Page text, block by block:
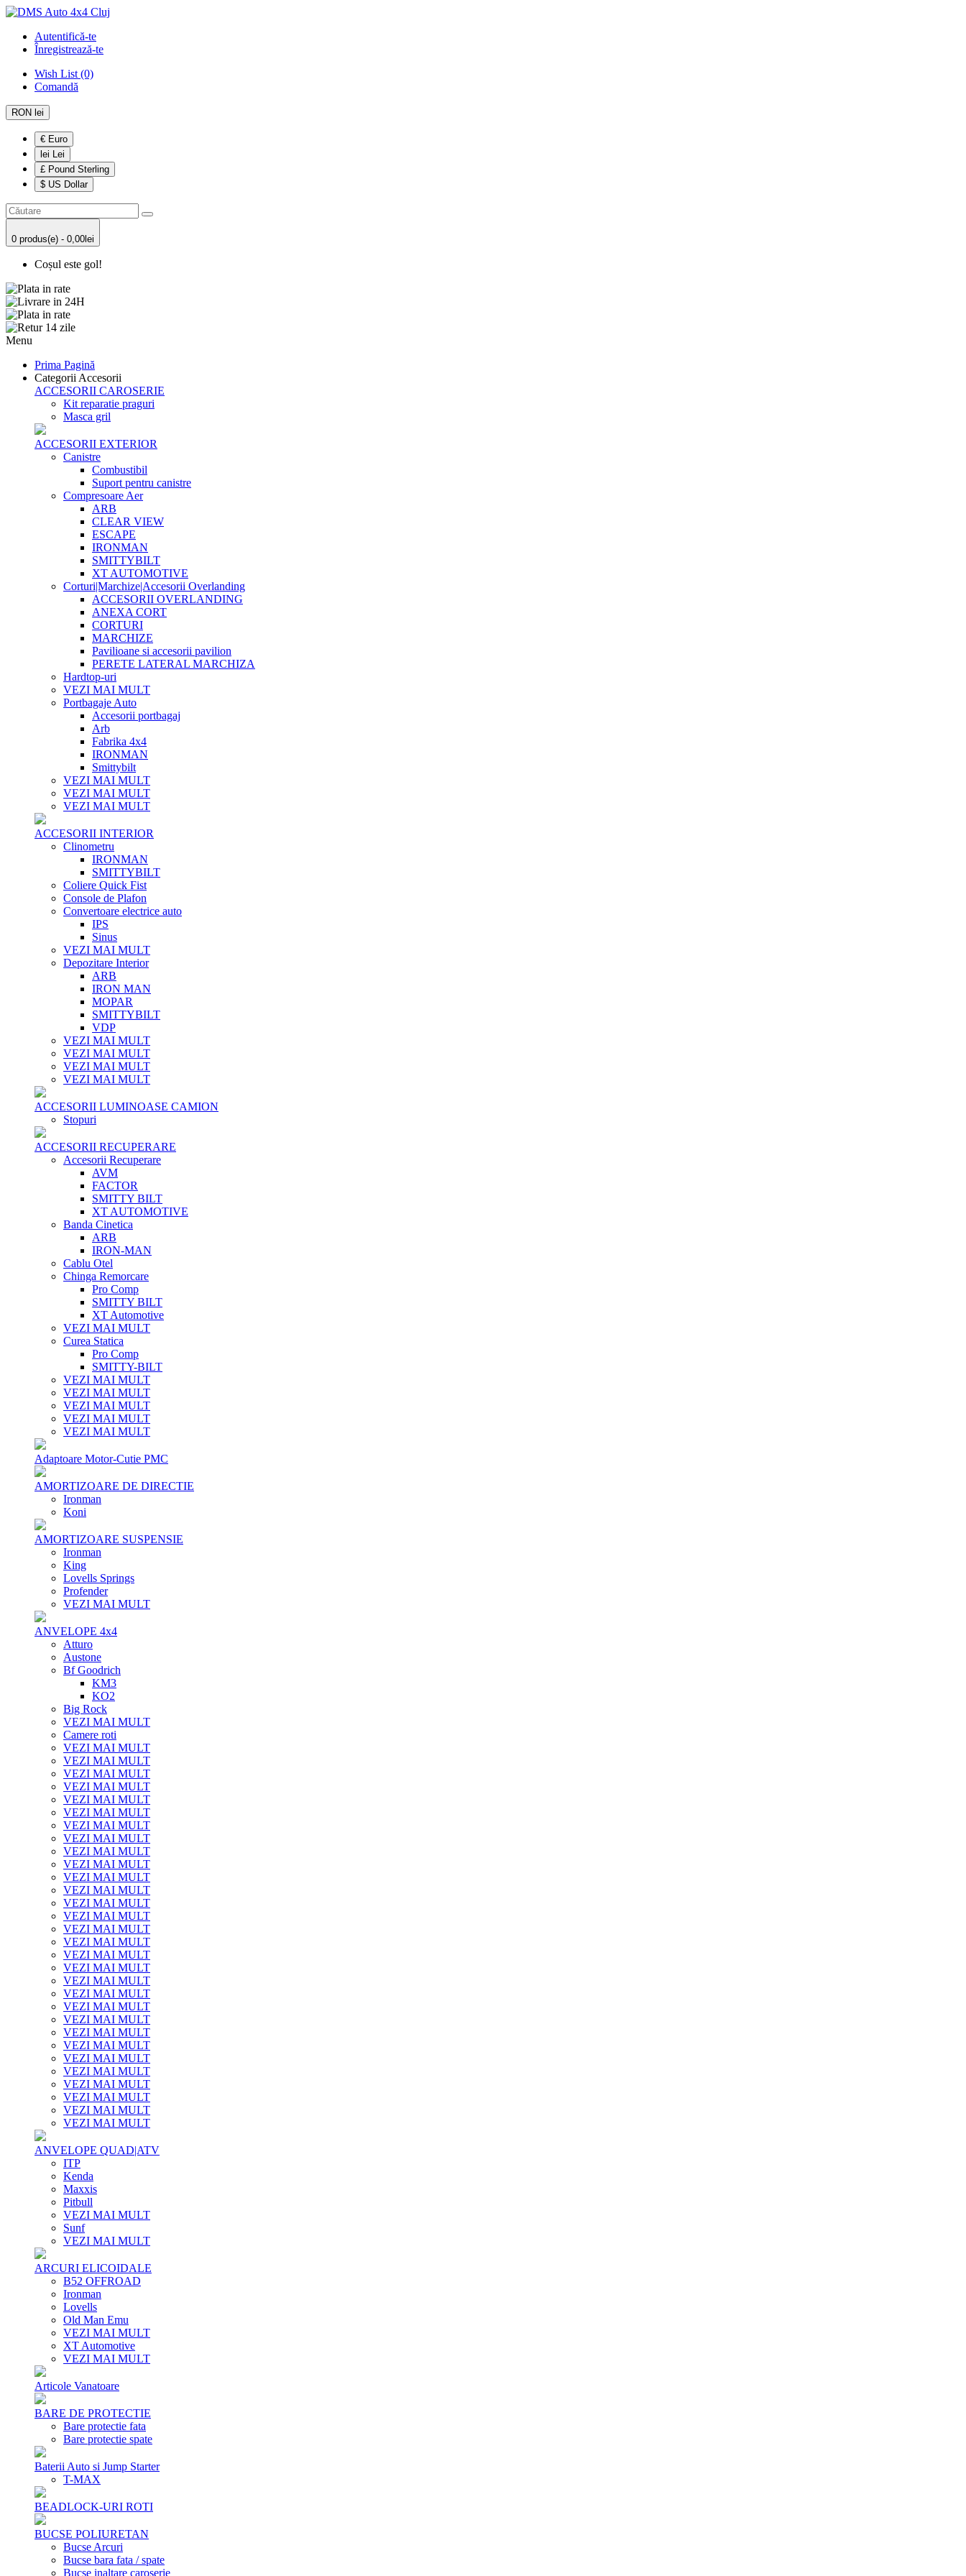
Autentifică-te
Înregistrează-te
Wish List (0)
Comandă
RON lei
€ Euro
lei Lei
£ Pound Sterling
$ US Dollar
0 produs(e) - 0,00lei
Coșul este gol!
Menu
Prima Pagină
Categorii Accesorii
ACCESORII CAROSERIE
Kit reparatie praguri
Masca gril
ACCESORII EXTERIOR
Canistre
Combustibil
Suport pentru canistre
Compresoare Aer
ARB
CLEAR VIEW
ESCAPE
IRONMAN
SMITTYBILT
XT AUTOMOTIVE
Corturi|Marchize|Accesorii Overlanding
ACCESORII OVERLANDING
ANEXA CORT
CORTURI
MARCHIZE
Pavilioane si accesorii pavilion
PERETE LATERAL MARCHIZA
Hardtop-uri
VEZI MAI MULT
Portbagaje Auto
Accesorii portbagaj
Arb
Fabrika 4x4
IRONMAN
Smittybilt
VEZI MAI MULT
VEZI MAI MULT
VEZI MAI MULT
ACCESORII INTERIOR
Clinometru
IRONMAN
SMITTYBILT
Coliere Quick Fist
Console de Plafon
Convertoare electrice auto
IPS
Sinus
VEZI MAI MULT
Depozitare Interior
ARB
IRON MAN
MOPAR
SMITTYBILT
VDP
VEZI MAI MULT
VEZI MAI MULT
VEZI MAI MULT
VEZI MAI MULT
ACCESORII LUMINOASE CAMION
Stopuri
ACCESORII RECUPERARE
Accesorii Recuperare
AVM
FACTOR
SMITTY BILT
XT AUTOMOTIVE
Banda Cinetica
ARB
IRON-MAN
Cablu Otel
Chinga Remorcare
Pro Comp
SMITTY BILT
XT Automotive
VEZI MAI MULT
Curea Statica
Pro Comp
SMITTY-BILT
VEZI MAI MULT
VEZI MAI MULT
VEZI MAI MULT
VEZI MAI MULT
VEZI MAI MULT
Adaptoare Motor-Cutie PMC
AMORTIZOARE DE DIRECTIE
Ironman
Koni
AMORTIZOARE SUSPENSIE
Ironman
King
Lovells Springs
Profender
VEZI MAI MULT
ANVELOPE 4x4
Atturo
Austone
Bf Goodrich
KM3
KO2
Big Rock
VEZI MAI MULT
Camere roti
VEZI MAI MULT
VEZI MAI MULT
VEZI MAI MULT
VEZI MAI MULT
VEZI MAI MULT
VEZI MAI MULT
VEZI MAI MULT
VEZI MAI MULT
VEZI MAI MULT
VEZI MAI MULT
VEZI MAI MULT
VEZI MAI MULT
VEZI MAI MULT
VEZI MAI MULT
VEZI MAI MULT
VEZI MAI MULT
VEZI MAI MULT
VEZI MAI MULT
VEZI MAI MULT
VEZI MAI MULT
VEZI MAI MULT
VEZI MAI MULT
VEZI MAI MULT
VEZI MAI MULT
VEZI MAI MULT
VEZI MAI MULT
VEZI MAI MULT
VEZI MAI MULT
VEZI MAI MULT
VEZI MAI MULT
ANVELOPE QUAD|ATV
ITP
Kenda
Maxxis
Pitbull
VEZI MAI MULT
Sunf
VEZI MAI MULT
ARCURI ELICOIDALE
B52 OFFROAD
Ironman
Lovells
Old Man Emu
VEZI MAI MULT
XT Automotive
VEZI MAI MULT
Articole Vanatoare
BARE DE PROTECTIE
Bare protectie fata
Bare protectie spate
Baterii Auto si Jump Starter
T-MAX
BEADLOCK-URI ROTI
BUCSE POLIURETAN
Bucse Arcuri
Bucse bara fata / spate
Bucse inaltare caroserie